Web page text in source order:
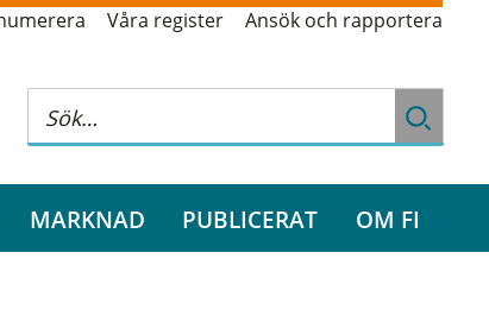
Våra register Ansök och rapportera
MARKNAD PUBLICERAT OM FI